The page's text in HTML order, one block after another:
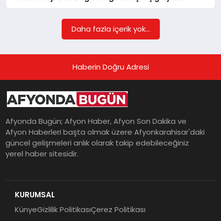
SIYASET
SPOR
Daha fazla içerik yok...
Haberin Doğru Adresi
Afyonda Bugün; Afyon Haber, Afyon Son Dakika ve
Afyon Haberleri başta olmak üzere Afyonkarahisar'daki
güncel gelişmeleri anlık olarak takip edebileceğiniz
yerel haber sitesidir.
KURUMSAL
KünyeGizlilik PolitikasıÇerez Politikası